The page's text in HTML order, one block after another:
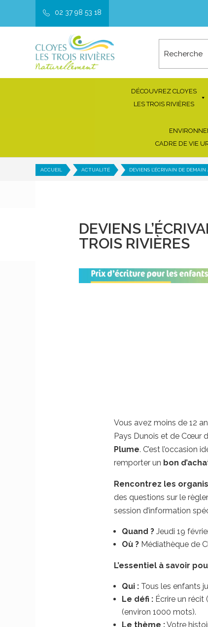
02 37 98 53 18
DÉCOUVREZ CLOYES
LES TROIS RIVIÈRES
CADRE DE VIE
ACCUEIL ACTUALITÉ DEVIENS L’ÉCRIVAIN DE DEMAIN
DEVIENS
TROIS RIVIÈRES
Vous avez moins de 12
Pays Dunois et de Cœur
Plume. C’est l’occasion
remporter un bon
Rencontrez les
des questions sur le
session d’information
Quand ? Jeudi 19
Où ? Médiathèque de
L’essentiel à savoir
Qui : Tous les enfants
Le défi : Écrire un récit
(environ 1000 mots).
Le thème :Votre